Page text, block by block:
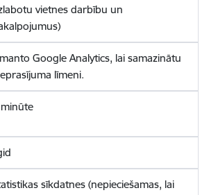
vietnes darbību un
Google Analytics, lai samazinātu
līmeni.
sīkdatnes (nepieciešamas, lai